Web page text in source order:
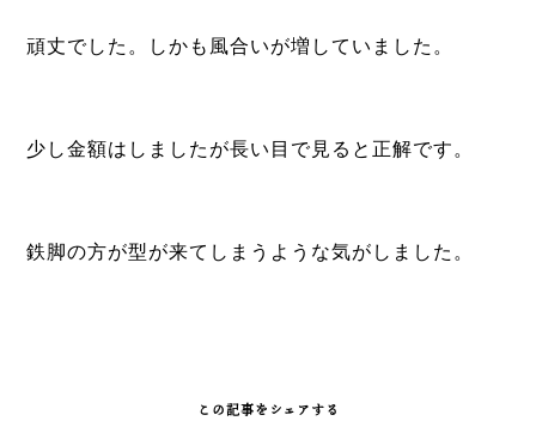
頑丈でした。しかも風合いが増していました。
少し金額はしましたが長い目で見ると正解です。
鉄脚の方が型が来てしまうような気がしました。
この記事をシェアする